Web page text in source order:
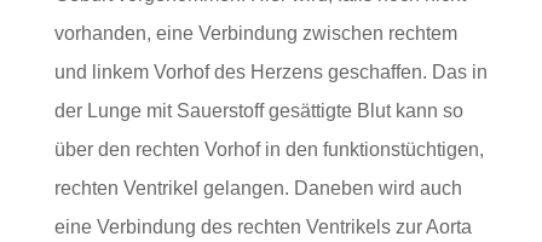
vorhanden, eine Verbindung zwischen rechtem
und linkem Vorhof des Herzens geschaffen. Das in
der Lunge mit Sauerstoff gesättigte Blut kann so
über den rechten Vorhof in den funktionstüchtigen,
rechten Ventrikel gelangen. Daneben wird auch
eine Verbindung des rechten Ventrikels zur Aorta